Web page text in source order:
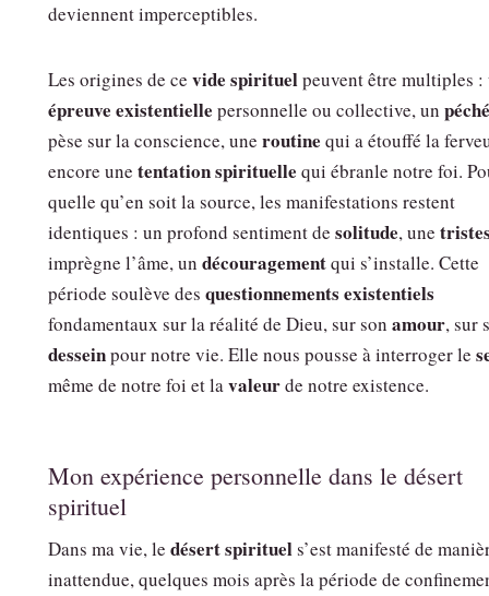
deviennent imperceptibles.
Les origines de ce vide spirituelpeuvent être multiples :
épreuve existentielle personnelle ou collective, un péché
pèse sur la conscience, une routine qui a étouffé la
encore une tentation spirituelle qui ébranle notre foi.
quelle qu’en soit la source, les manifestations restent
identiques : un profond sentiment de solitude, une
imprègne l’âme, un découragementqui s’installe. Cette
période soulève des questionnements existentiels
fondamentaux sur la réalité de Dieu, sur son amour, sur
desseinpour notre vie. Elle nous pousse à interroger le
même de notre foi et lavaleurde notre existence.
Mon expérience personnelle dans le désert
spirituel
Dans ma vie, le désert spirituels’est manifesté de
inattendue, quelques mois après la période de